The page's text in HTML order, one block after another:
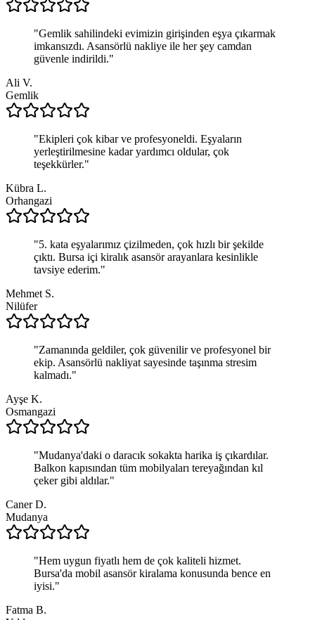
"Gemlik sahilindeki evimizin girişinden eşya çıkarmak
imkansızdı. Asansörlü nakliye ile her şey camdan
güvenle indirildi."
Ali V.
Gemlik
"Ekipleri çok kibar ve profesyoneldi. Eşyaların
yerleştirilmesine kadar yardımcı oldular, çok
teşekkürler."
Kübra L.
Orhangazi
"5. kata eşyalarımız çizilmeden, çok hızlı bir şekilde
çıktı. Bursa içi kiralık asansör arayanlara kesinlikle
tavsiye ederim."
Mehmet S.
Nilüfer
"Zamanında geldiler, çok güvenilir ve profesyonel bir
ekip. Asansörlü nakliyat sayesinde taşınma stresim
kalmadı."
Ayşe K.
Osmangazi
"Mudanya'daki o daracık sokakta harika iş çıkardılar.
Balkon kapısından tüm mobilyaları tereyağından kıl
çeker gibi aldılar."
Caner D.
Mudanya
"Hem uygun fiyatlı hem de çok kaliteli hizmet.
Bursa'da mobil asansör kiralama konusunda bence en
iyisi."
Fatma B.